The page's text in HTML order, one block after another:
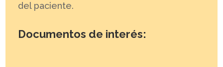
del paciente.
Documentos de interés: